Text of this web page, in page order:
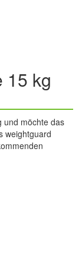
15 kg
und möchte das
weightguard